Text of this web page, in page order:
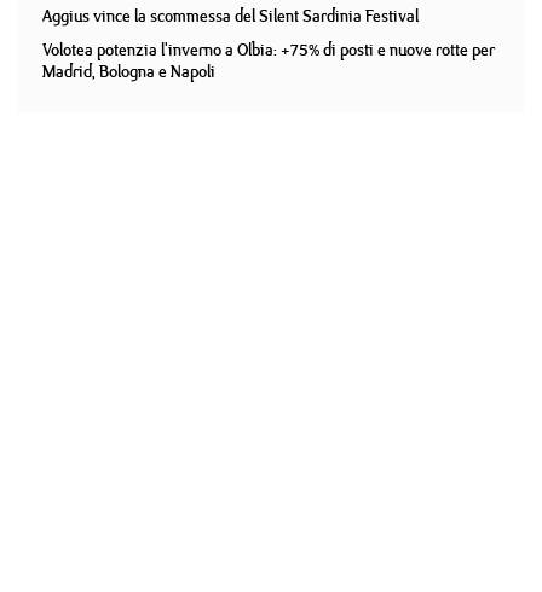
Aggius vince la scommessa del Silent Sardinia Festival
Volotea potenzia l'inverno a Olbia: +75% di posti e nuove rotte per
Madrid, Bologna e Napoli